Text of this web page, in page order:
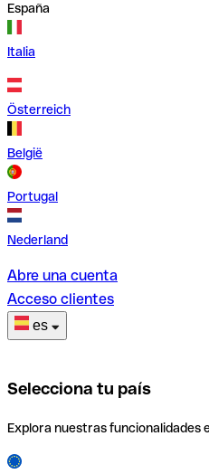
España
Italia
Österreich
België
Portugal
Nederland
Abre una cuenta
Acceso clientes
es
Selecciona tu país
Explora nuestras funcionalidades